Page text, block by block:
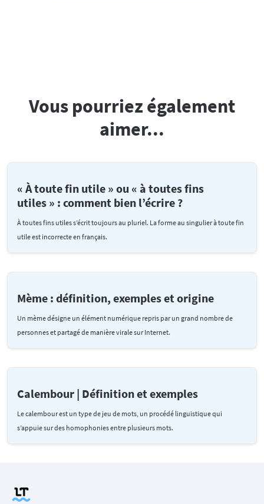
Vous pourriez également
aimer...
« À toute fin utile » ou « à toutes fins
utiles » : comment bien l’écrire ?
À toutes fins utiles s’écrit toujours au pluriel. La forme au singulier à toute fin
utile est incorrecte en français.
Mème : définition, exemples et origine
Un mème désigne un élément numérique repris par un grand nombre de
personnes et partagé de manière virale sur Internet.
Calembour | Définition et exemples
Le calembour est un type de jeu de mots, un procédé linguistique qui
s’appuie sur des homophonies entre plusieurs mots.